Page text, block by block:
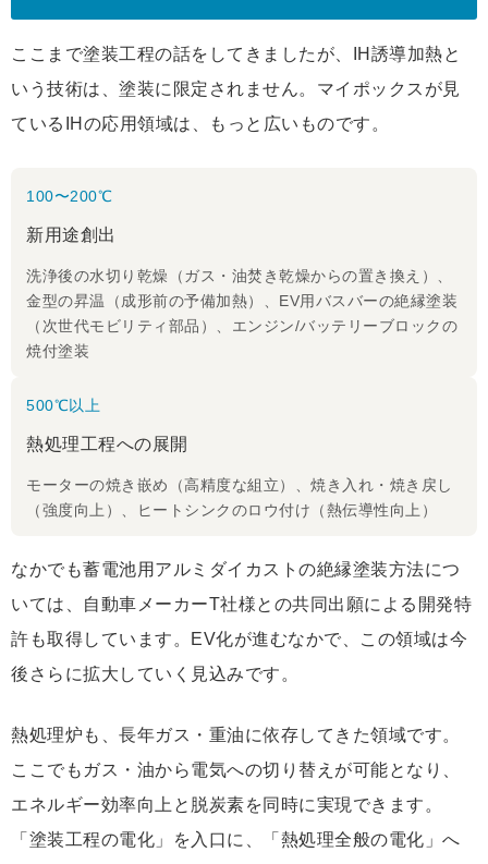
ここまで塗装工程の話をしてきましたが、IH誘導加熱と
いう技術は、塗装に限定されません。マイポックスが見
ているIHの応用領域は、もっと広いものです。
100〜200℃
新用途創出
洗浄後の水切り乾燥（ガス・油焚き乾燥からの置き換え）、
金型の昇温（成形前の予備加熱）、EV用バスバーの絶縁塗装
（次世代モビリティ部品）、エンジン/バッテリーブロックの
焼付塗装
500℃以上
熱処理工程への展開
モーターの焼き嵌め（高精度な組立）、焼き入れ・焼き戻し
（強度向上）、ヒートシンクのロウ付け（熱伝導性向上）
なかでも蓄電池用アルミダイカストの絶縁塗装方法につ
いては、自動車メーカーT社様との共同出願による開発特
許も取得しています。EV化が進むなかで、この領域は今
後さらに拡大していく見込みです。
熱処理炉も、長年ガス・重油に依存してきた領域です。
ここでもガス・油から電気への切り替えが可能となり、
エネルギー効率向上と脱炭素を同時に実現できます。
「塗装工程の電化」を入口に、「熱処理全般の電化」へ